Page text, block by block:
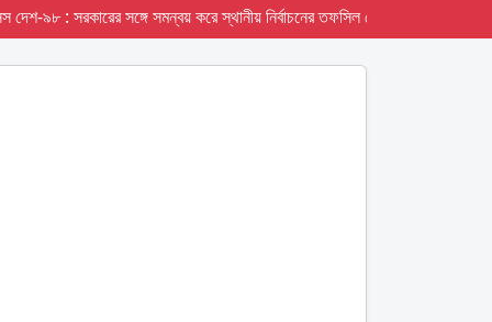
: সরকারের সঙ্গে সমন্বয় করে স্থানীয় নির্বাচনের তফসিল দেবে ইসি; অক্টোবর লক্ষ্য